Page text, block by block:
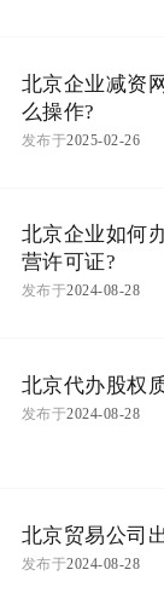
北京企业减资
么操作?
发布于2025-02-26
北京企业如何
营许可证?
发布于2024-08-28
北京代办股权
发布于2024-08-28
北京贸易公司
发布于2024-08-28